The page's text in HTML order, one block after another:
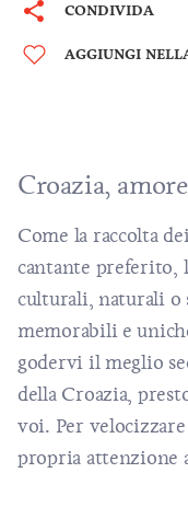
CONDIVIDA
AGGIUNGI
Croazia,
Come la raccolta
cantante preferito,
culturali, naturali o
memorabili e
godervi il meglio
della Croazia,
voi. Per
propria attenzione